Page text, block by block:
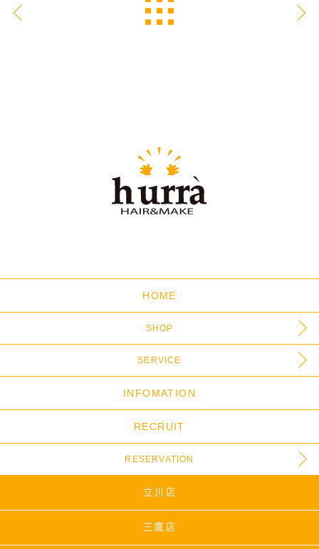
HOME
SHOP
SERVICE
INFOMATION
RECRUIT
RESERVATION
立川店
三鷹店